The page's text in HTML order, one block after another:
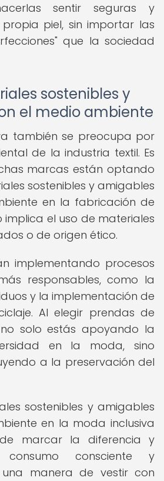
sentir seguras y
piel, sin importar las
que la sociedad
sostenibles y
el medio ambiente
también se preocupa por
de la industria textil. Es
marcas están optando
sostenibles y amigables
en la fabricación de
implica el uso de materiales
o de origen ético.
implementando procesos
responsables, como la
y la implementación de
Al elegir prendas de
solo estás apoyando la
en la moda, sino
a la preservación del
sostenibles y amigables
en la moda inclusiva
marcar la diferencia y
consciente y
una manera de vestir con